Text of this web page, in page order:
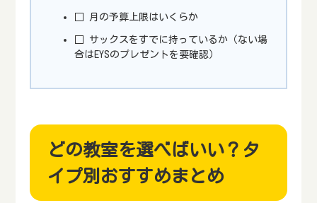
□ 月の予算上限はいくらか
□ サックスをすでに持っているか（ない場
合はEYSのプレゼントを要確認）
どの教室を選べばいい？タ
イプ別おすすめまとめ